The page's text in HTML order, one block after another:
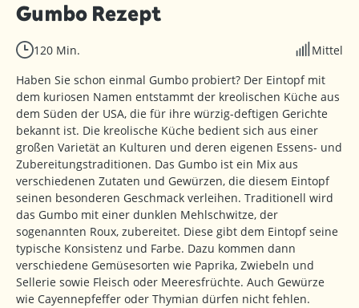
Gumbo Rezept
120 Min.
Mittel
Haben Sie schon einmal Gumbo probiert? Der Eintopf mit
dem kuriosen Namen entstammt der kreolischen Küche aus
dem Süden der USA, die für ihre würzig-deftigen Gerichte
bekannt ist. Die kreolische Küche bedient sich aus einer
großen Varietät an Kulturen und deren eigenen Essens- und
Zubereitungstraditionen. Das Gumbo ist ein Mix aus
verschiedenen Zutaten und Gewürzen, die diesem Eintopf
seinen besonderen Geschmack verleihen. Traditionell wird
das Gumbo mit einer dunklen Mehlschwitze, der
sogenannten Roux, zubereitet. Diese gibt dem Eintopf seine
typische Konsistenz und Farbe. Dazu kommen dann
verschiedene Gemüsesorten wie Paprika, Zwiebeln und
Sellerie sowie Fleisch oder Meeresfrüchte. Auch Gewürze
wie Cayennepfeffer oder Thymian dürfen nicht fehlen.